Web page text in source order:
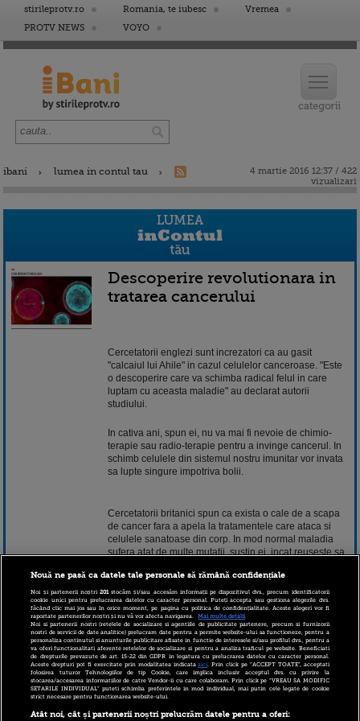
stirileprotv.ro Romania, te iubesc
Vremea
PROTV NEWS
VOYO
ibani lumea in contul tau
4 martie 2016 12:37 / 422
vizualizari
Descoperire revolutionara in
tratarea cancerului
Cercetatorii englezi sunt increzatori ca au gasit
"calcaiul lui Ahile" in cazul celulelor canceroase. "Este
o descoperire care va schimba radical felul in care
luptam cu aceasta maladie" au declarat autorii
studiului.
In cativa ani, spun ei, nu va mai fi nevoie de chimio-
terapie sau radio-terapie pentru a invinge cancerul. In
schimb celulele din sistemul nostru imunitar vor invata
sa lupte singure impotriva bolii.
Cercetatorii britanici spun ca exista o cale de a scapa
de cancer fara a apela la tratamentele care ataca si
celulele sanatoase din corp. In mod normal maladia
sufera atat de multe mutatii, sustin ei, incat reuseste sa
exista o constanta: fiecare celula canceroasa are o asa
numita "semnatura" ce poate fi detectata de sistemul de
aparare al organismului. Un vaccin reactiveaza
anumite leucocite capabile de lupta, iar boala poate fi
eliminata.
Cititi continuarea pe www.stirileprotv.ro.
4 martie 2016 12:37
Nouă ne pasă ca datele tale personale să rămână confidențiale
Noi și partenerii noștri201stocăm și/sau accesăm informații pe dispozitivul dvs., precum identificatorii
cookie unici pentru prelucrarea datelor cu caracter personal. Puteți accepta sau gestiona alegerile dvs.
făcând clic mai jos sau în orice moment, pe pagina cu politica de confidențialitate. Aceste alegeri vor fi
raportate partenerilor noștri și nu vă vor afecta navigarea.
Mai multe detalii
Noi si partenerii nostri (retelele de socializare si agentiile de publicitate partenere, precum si furnizorii
nostri de servicii de date analitice) prelucram date pentru a permite website-ului sa functioneze, pentru a
personaliza continutul si anunturile publicitare afisate in functie de interesele si/sau profilul dvs., pentru a
va oferi functionalitati aferente retelelor de socializare si pentru a analiza traficul pe website. Beneficiati
de drepturile prevazute de art. 15-22 din GDPR in legatura cu prelucrarea datelor cu caracter personal.
Aceste drepturi pot fi exercitate prin modalitatea indicataaici. Prin click pe “ACCEPT TOATE”, acceptati
folosirea tuturor Tehnologiilor de tip Cookie, care implica inclusiv acceptul dvs. cu privire la
stocarea/accesarea informatiilor de catre Vendor-ii cu care colaboram. Prin click pe “VREAU SA MODIFIC
SETARILE INDIVIDUAL” puteti schimba preferintele in mod individual, mai putin cele legate de cookie
strict necesare pentru functionarea website-ului.
Atât noi, cât și partenerii noștri prelucrăm datele pentru a oferi: